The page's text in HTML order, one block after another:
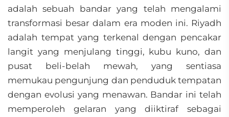
adalah sebuah bandar yang telah mengalami
transformasi besar dalam era moden ini. Riyadh
adalah tempat yang terkenal dengan pencakar
langit yang menjulang tinggi, kubu kuno, dan
pusat beli-belah mewah, yang sentiasa
memukau pengunjung dan penduduk tempatan
dengan evolusi yang menawan. Bandar ini telah
memperoleh gelaran yang diiktiraf sebagai